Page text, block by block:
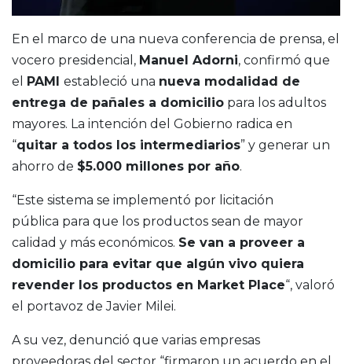
En el marco de una nueva conferencia de prensa, el
vocero presidencial, Manuel Adorni, confirmó que
el PAMI estableció una nueva modalidad de
entrega de pañales a domicilio para los adultos
mayores. La intención del Gobierno radica en
“quitar a todos los intermediarios” y generar un
ahorro de $5.000 millones por año.
“Este sistema se implementó por licitación
pública para que los productos sean de mayor
calidad y más económicos. Se van a proveer a
domicilio para evitar que algún vivo quiera
revender los productos en Market Place“, valoró
el portavoz de Javier Milei.
A su vez, denunció que varias empresas